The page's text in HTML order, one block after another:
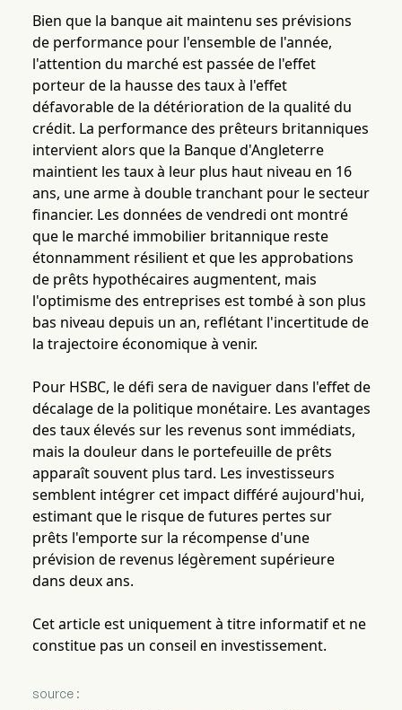
Bien que la banque ait maintenu ses prévisions
de performance pour l'ensemble de l'année,
l'attention du marché est passée de l'effet
porteur de la hausse des taux à l'effet
défavorable de la détérioration de la qualité du
crédit. La performance des prêteurs britanniques
intervient alors que la Banque d'Angleterre
maintient les taux à leur plus haut niveau en 16
ans, une arme à double tranchant pour le secteur
financier. Les données de vendredi ont montré
que le marché immobilier britannique reste
étonnamment résilient et que les approbations
de prêts hypothécaires augmentent, mais
l'optimisme des entreprises est tombé à son plus
bas niveau depuis un an, reflétant l'incertitude de
la trajectoire économique à venir.
Pour HSBC, le défi sera de naviguer dans l'effet de
décalage de la politique monétaire. Les avantages
des taux élevés sur les revenus sont immédiats,
mais la douleur dans le portefeuille de prêts
apparaît souvent plus tard. Les investisseurs
semblent intégrer cet impact différé aujourd'hui,
estimant que le risque de futures pertes sur
prêts l'emporte sur la récompense d'une
prévision de revenus légèrement supérieure
dans deux ans.
Cet article est uniquement à titre informatif et ne
constitue pas un conseil en investissement.
source :